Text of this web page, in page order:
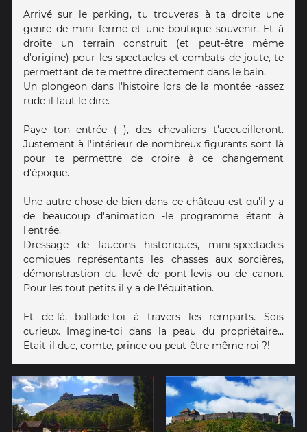
Arrivé sur le parking, tu trouveras à ta droite une
genre de mini ferme et une boutique souvenir. Et à
droite un terrain construit (et peut-être même
d'origine) pour les spectacles et combats de joute, te
permettant de te mettre directement dans le bain.
Un plongeon dans l'histoire lors de la montée -assez
rude il faut le dire.
Paye ton entrée ( ), des chevaliers t'accueilleront.
Justement à l'intérieur de nombreux figurants sont là
pour te permettre de croire à ce changement
d'époque.
Une autre chose de bien dans ce château est qu'il y a
de beaucoup d'animation -le programme étant à
l'entrée.
Dressage de faucons historiques, mini-spectacles
comiques représentants les chasses aux sorcières,
démonstrastion du levé de pont-levis ou de canon.
Pour les tout petits il y a de l'équitation.
Et de-là, ballade-toi à travers les remparts. Sois
curieux. Imagine-toi dans la peau du propriétaire...
Etait-il duc, comte, prince ou peut-être même roi ?!